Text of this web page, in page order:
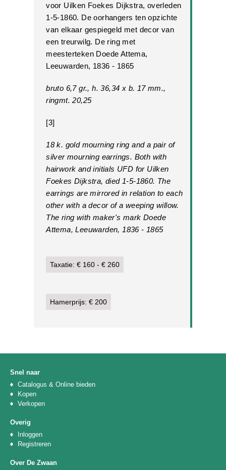
voor Uilken Foekes Dijkstra, overleden
1-5-1860. De oorhangers ten opzichte
van elkaar gespiegeld met decor van
een treurwilg. De ring met
meesterteken Doede Attema,
Leeuwarden, 1836 - 1865
bruto 6,7 gr., h. 36,34 x b. 17 mm.,
ringmt. 20,25
[3]
18 k. gold mourning ring and a pair of
silver mourning earrings. Both with
hairwork and initials UFD for Uilken
Foekes Dijkstra, died 1-5-1860. The
earrings are mirrored in relation to each
other with a decor of a weeping willow.
The ring with maker's mark Doede
Attema, Leeuwarden, 1836 - 1865
Taxatie: € 160 - € 260
Hamerprijs: € 200
Snel naar
Catalogus & Online bieden
Kopen
Verkopen
Overig
Inloggen
Registreren
Over De Zwaan